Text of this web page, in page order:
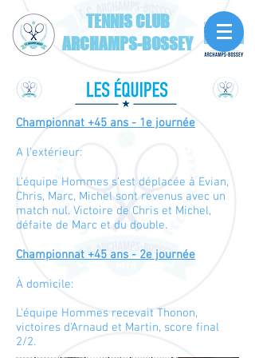
TENNIS CLUB
ARCHAMPS-BOSSEY
Championnat +45 ans - 1e journée
A l'extérieur:
L'équipe Hommes s'est déplacée à Evian,
Chris, Marc, Michel sont revenus avec un
match nul. Victoire de Chris et Michel,
défaite de Marc et du double.
Championnat +45 ans - 2e journée
À domicile:
L'équipe Hommes recevait Thonon,
victoires d'Arnaud et Martin, score final
2/2.